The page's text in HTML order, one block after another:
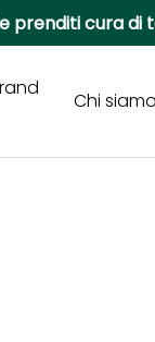
prenditi cura di
Chi siamo